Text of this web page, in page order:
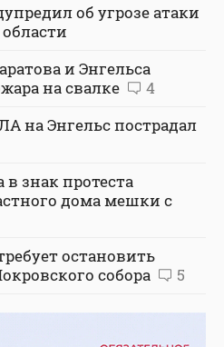
об угрозе атаки
и Энгельса
на свалке
4
на Энгельс пострадал
в знак протеста
дома мешки с
остановить
собора
5